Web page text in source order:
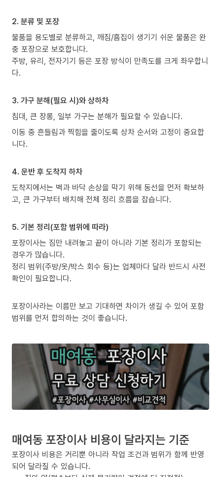
2. 분류 및 포장
물품을 용도별로 분류하고, 깨짐/흠집이 생기기 쉬운 물품은 완
충 포장으로 보호합니다.
주방, 유리, 전자기기 등은 포장 방식이 만족도를 크게 좌우합니
다.
3. 가구 분해(필요 시)와 상하차
침대, 큰 장롱, 일부 가구는 분해가 필요할 수 있습니다.
이동 중 흔들림과 찍힘을 줄이도록 상차 순서와 고정이 중요합
니다.
4. 운반 후 도착지 하차
도착지에서는 벽과 바닥 손상을 막기 위해 동선을 먼저 확보하
고, 큰 가구부터 배치해 전체 정리 흐름을 잡습니다.
5. 기본 정리(포함 범위에 따라)
포장이사는 짐만 내려놓고 끝이 아니라 기본 정리가 포함되는
경우가 많습니다.
정리 범위(주방/옷/박스 회수 등)는 업체마다 달라 반드시 사전
확인이 필요합니다.
포장이사라는 이름만 보고 기대하면 차이가 생길 수 있어 포함
범위를 먼저 합의하는 것이 좋습니다.
매여동 포장이사 비용이 달라지는 기준
포장이사 비용은 거리뿐 아니라 작업 조건과 범위가 함께 반영
되어 달라질 수 있습니다.